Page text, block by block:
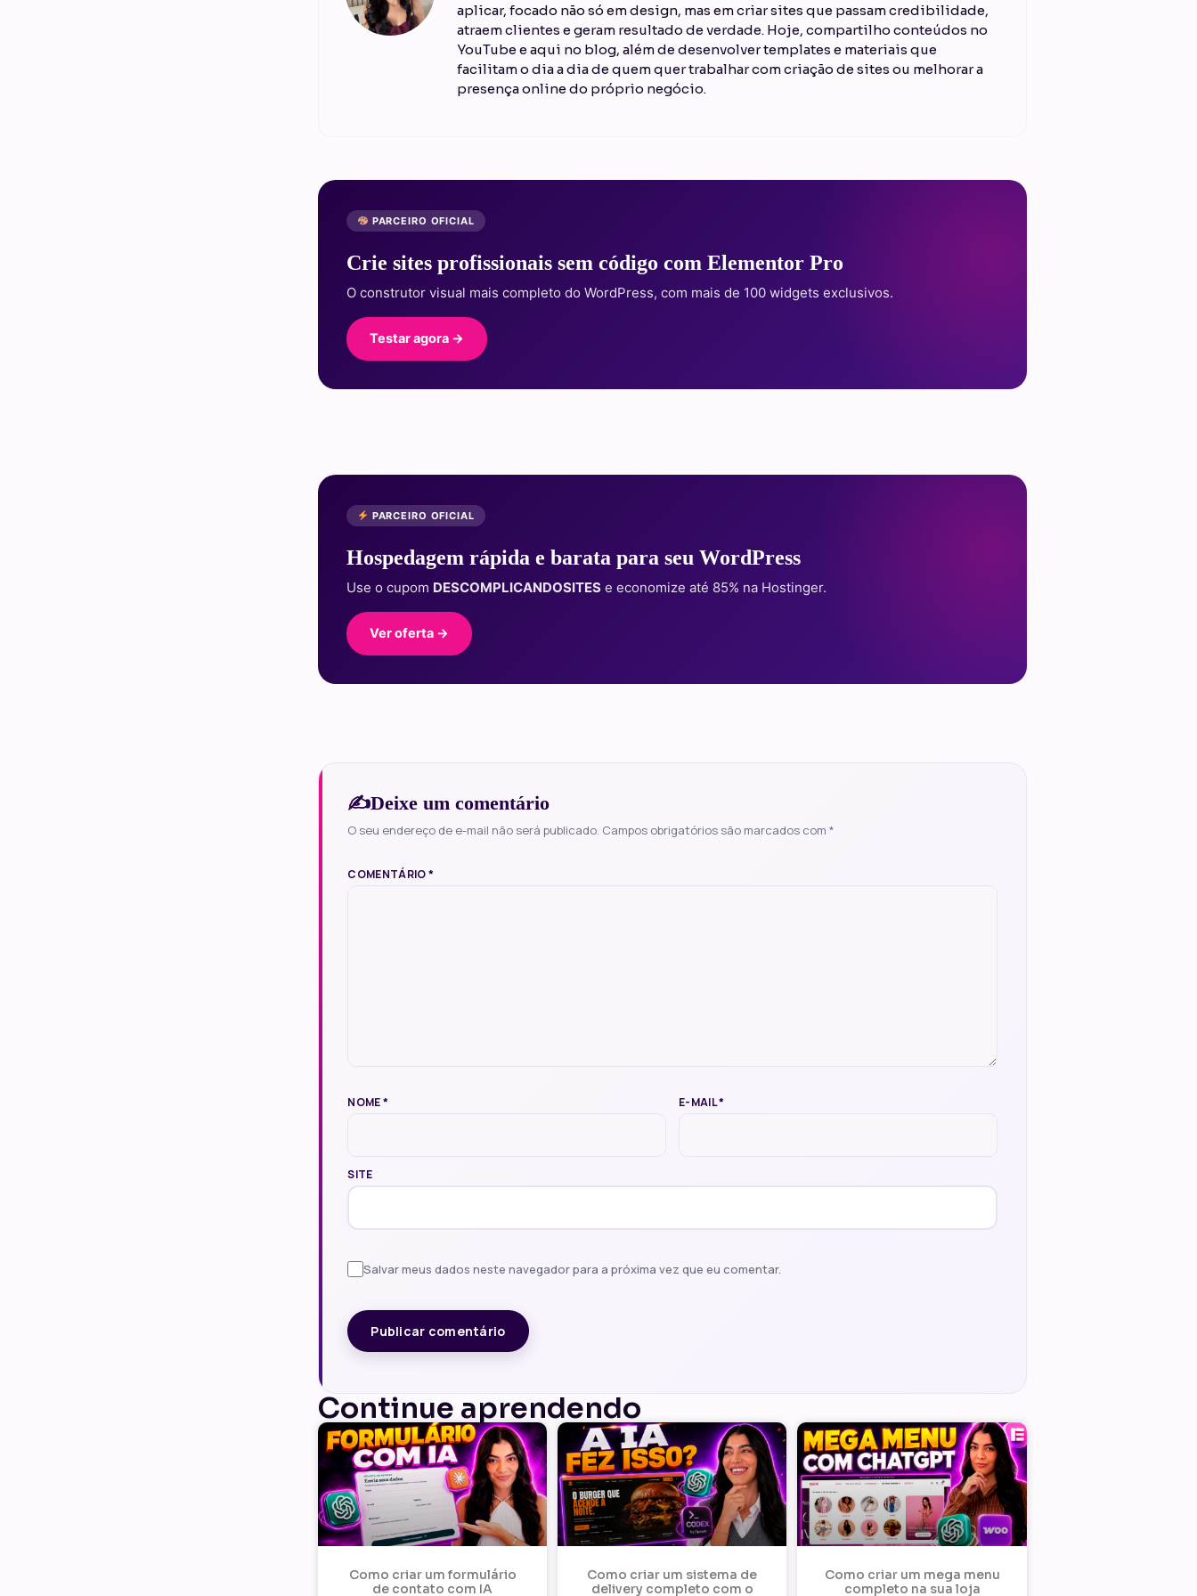
aplicar, focado não só em design, mas em criar sites que passam credibilidade,
atraem clientes e geram resultado de verdade. Hoje, compartilho conteúdos no
YouTube e aqui no blog, além de desenvolver templates e materiais que
facilitam o dia a dia de quem quer trabalhar com criação de sites ou melhorar a
presença online do próprio negócio.
PARCEIRO OFICIAL
Crie sites profissionais sem código com Elementor Pro
O construtor visual mais completo do WordPress, com mais de 100 widgets exclusivos.
Testar agora →
PARCEIRO OFICIAL
Hospedagem rápida e barata para seu WordPress
Use o cupom DESCOMPLICANDOSITES e economize até 85% na Hostinger.
Ver oferta →
Deixe um comentário
O seu endereço de e-mail não será publicado. Campos obrigatórios são marcados com*
COMENTÁRIO*
NOME* E-MAIL*
SITE
Salvar meus dados neste navegador para a próxima vez que eu comentar.
Continue aprendendo
Como criar um formulário
de contato com IA
Como criar um sistema de
delivery completo com o
Como criar um mega menu
completo na sua loja